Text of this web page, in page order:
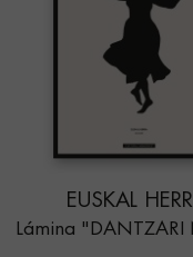
EUSKAL
Lámina "DANTZARI